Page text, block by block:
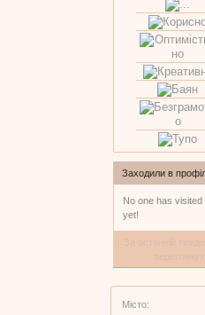
Заходили в
No one has
yet!
Місто: